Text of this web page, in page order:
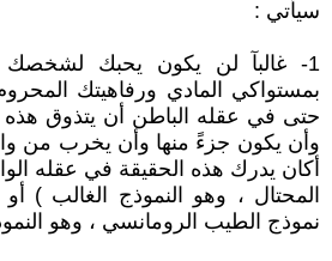
سيأتي :
1- غالبآ لن يكون يحبك
بمستواكي المادي ورفاهيتك
حتى في عقله الباطن أن يتذوق هذه
وأن يكون جزءً منها وأن يخرب من
أكان يدرك هذه الحقيقة في عقله
المحتال ، وهو النموذج الغالب )
نموذج الطيب الرومانسي ، وهو